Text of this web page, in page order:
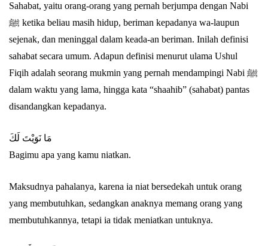
Sahabat, yaitu orang-orang yang pernah berjumpa dengan Nabi
ﷺ ketika beliau masih hidup, beriman kepadanya wa-laupun
sejenak, dan meninggal dalam keada-an beriman. Inilah definisi
sahabat secara umum. Adapun definisi menurut ulama Ushul
Fiqih adalah seorang mukmin yang pernah mendampingi Nabi ﷺ
dalam waktu yang lama, hingga kata “shaahib” (sahabat) pantas
disandangkan kepadanya.
مَا نَوَيْتَ لَكَ
Bagimu apa yang kamu niatkan.
Maksudnya pahalanya, karena ia niat bersedekah untuk orang
yang membutuhkan, sedangkan anaknya memang orang yang
membutuhkannya, tetapi ia tidak meniatkan untuknya.